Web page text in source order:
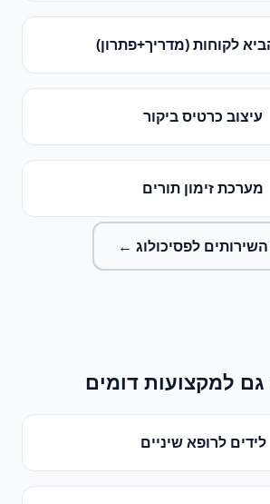
לקוחות (מדריך+פתרון)
עיצוב כרטיס ביקור
מערכת זימון תורים
לפסיכולוג ←
גם למקצועות דומים
לידים לרופא שיניים